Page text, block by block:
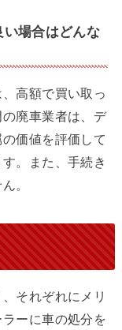
場合はどんな
高額で買い取っ
廃車業者は、デ
価値を評価して
。また、手続き
。
それぞれにメリ
ーに車の処分を